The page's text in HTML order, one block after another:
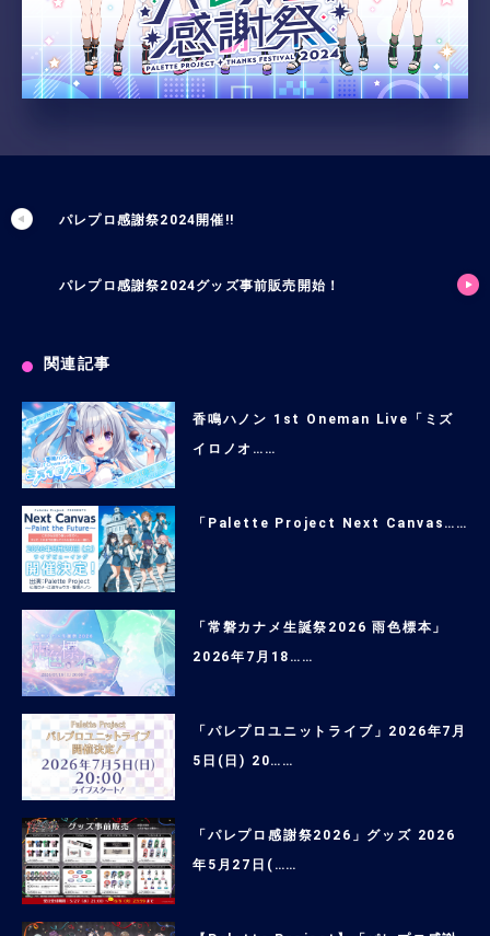
パレプロ感謝祭2024開催!!
パレプロ感謝祭2024グッズ事前販売開始！
関連記事
香鳴ハノン 1st Oneman Live「ミズ
イロノオ……
「Palette Project Next Canvas……
「常磐カナメ生誕祭2026 雨色標本」
2026年7月18……
「パレプロユニットライブ」2026年7月
5日(日) 20……
「パレプロ感謝祭2026」グッズ 2026
年5月27日(……